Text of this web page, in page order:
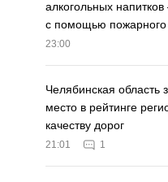
алкогольных
с помощью пожарного
23:00
Челябинская область
место в рейтинге
качеству дорог
21:01 1